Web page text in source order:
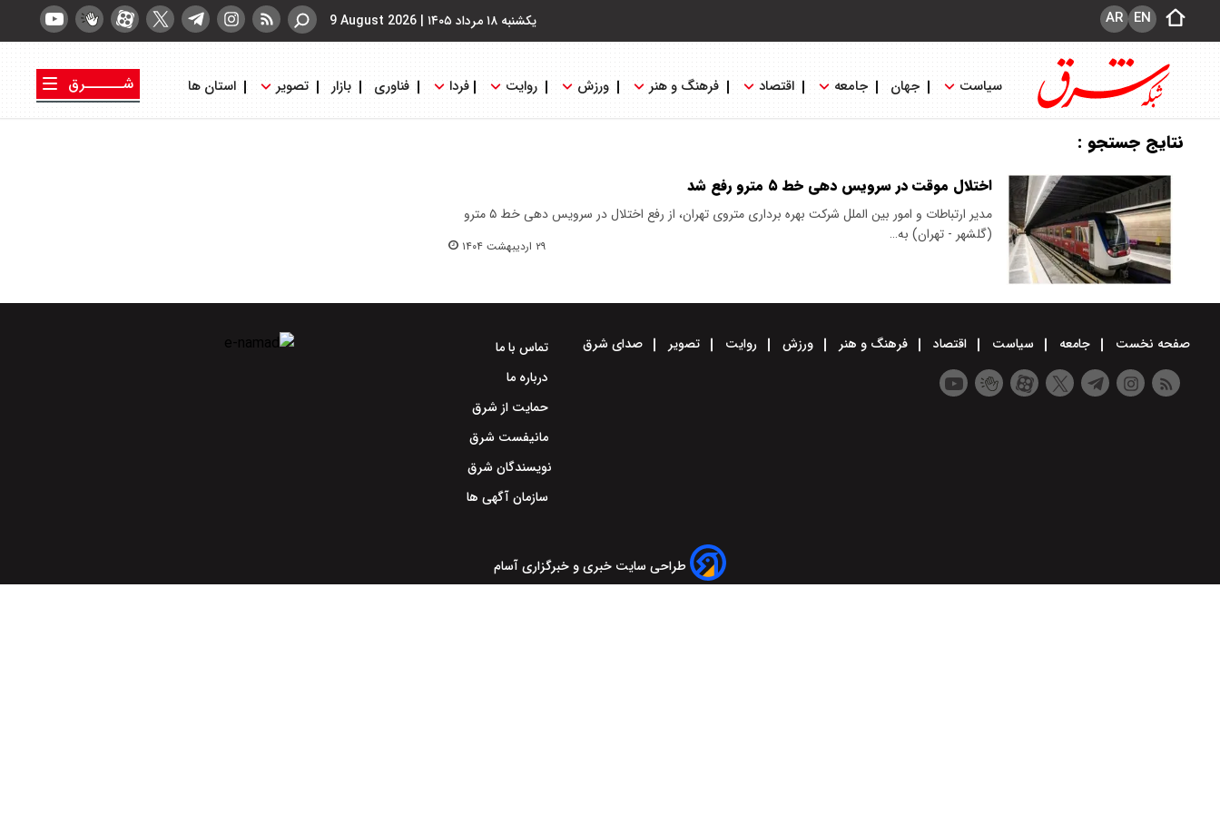
یکشنبه ۱۸ مرداد ۱۴۰۵ |
9 August 2026 EN
AR
سیاست جهان جامعه اقتصاد فرهنگ و هنر ورزش روایت فردا فناوری بازار تصویر استان ها
شــــــرق
نتایج جستجو :
اختلال موقت در سرویس دهی خط ۵ مترو رفع شد
مدیر ارتباطات و امور بین الملل شرکت بهره برداری متروی تهران، از رفع اختلال در سرویس دهی خط ۵ مترو
(گلشهر - تهران) به…
۲۹ اردیبهشت ۱۴۰۴
صفحه نخست جامعه سیاست اقتصاد فرهنگ و هنر ورزش روایت تصویر صدای شرق
تماس با ما
درباره ما
حمایت از شرق
مانیفست شرق
نویسندگان شرق
سازمان آگهی ها
طراحی سایت خبری و خبرگزاری آسام